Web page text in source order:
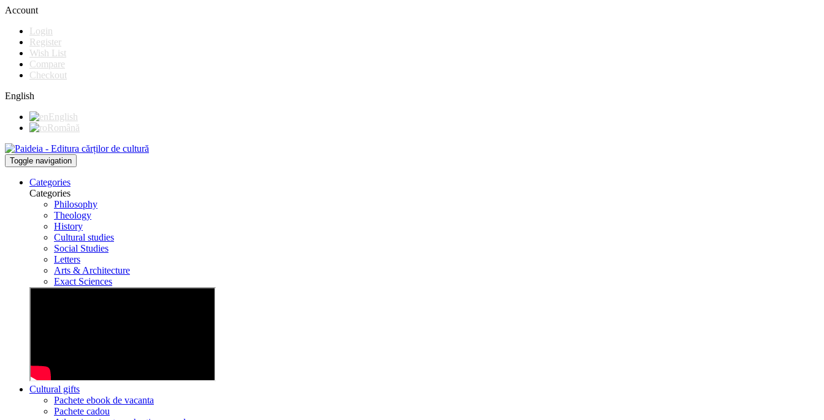
Account
Login
Register
Wish List
Compare
Checkout
English
English
Română
Toggle navigation
Categories
Categories
Philosophy
Theology
History
Cultural studies
Social Studies
Letters
Arts & Architecture
Exact Sciences
Cultural gifts
Pachete ebook de vacanta
Pachete cadou